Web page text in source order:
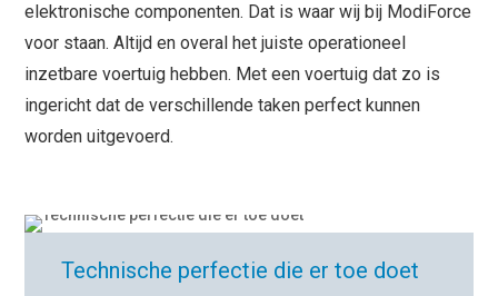
elektronische componenten. Dat is waar wij bij ModiForce
voor staan. Altijd en overal het juiste operationeel
inzetbare voertuig hebben. Met een voertuig dat zo is
ingericht dat de verschillende taken perfect kunnen
worden uitgevoerd.
Technische perfectie die er toe doet